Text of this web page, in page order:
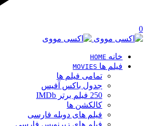
0
خانه HOME
فیلم ها MOVIES
تمامی فیلم ها
جدول باکس آفیس
250 فیلم برتر IMDb
کالکشن ها
فیلم های دوبله فارسی
فیلم های زیرنویس فارسی